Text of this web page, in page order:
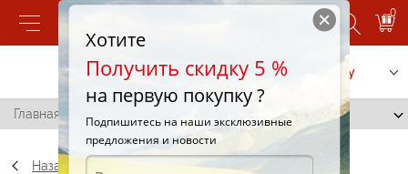
0
Позвонить Заказать услугу
Главная / Ароматиз Areon Pearls Bubble Gum
Назад
Хотите
Получить скидку 5 %
на первую покупку ?
Подпишитесь на наши эксклюзивные
предложения и новости